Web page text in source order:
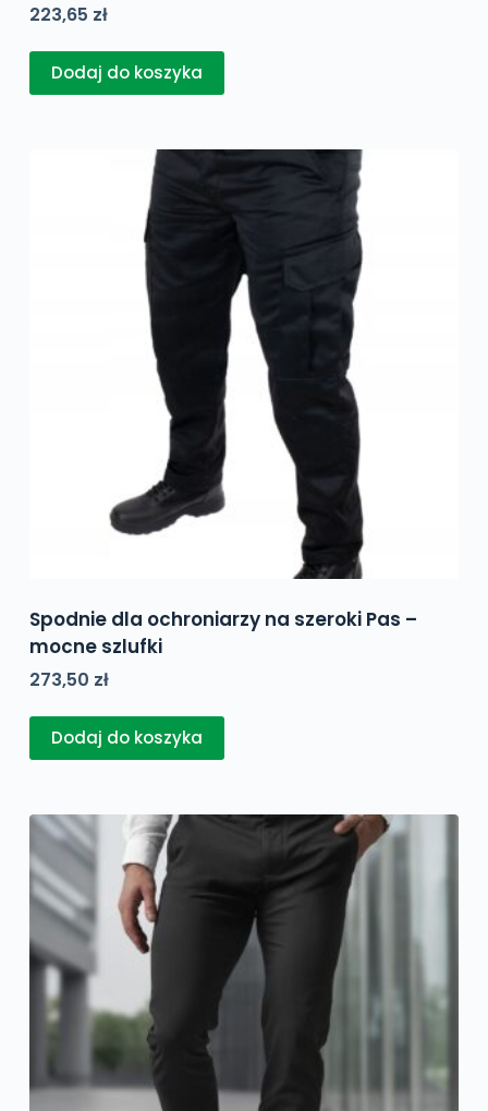
223,65 zł
Dodaj do koszyka
Spodnie dla ochroniarzy na szeroki Pas –
mocne szlufki
273,50 zł
Dodaj do koszyka